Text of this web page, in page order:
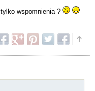
wspomnienia ?